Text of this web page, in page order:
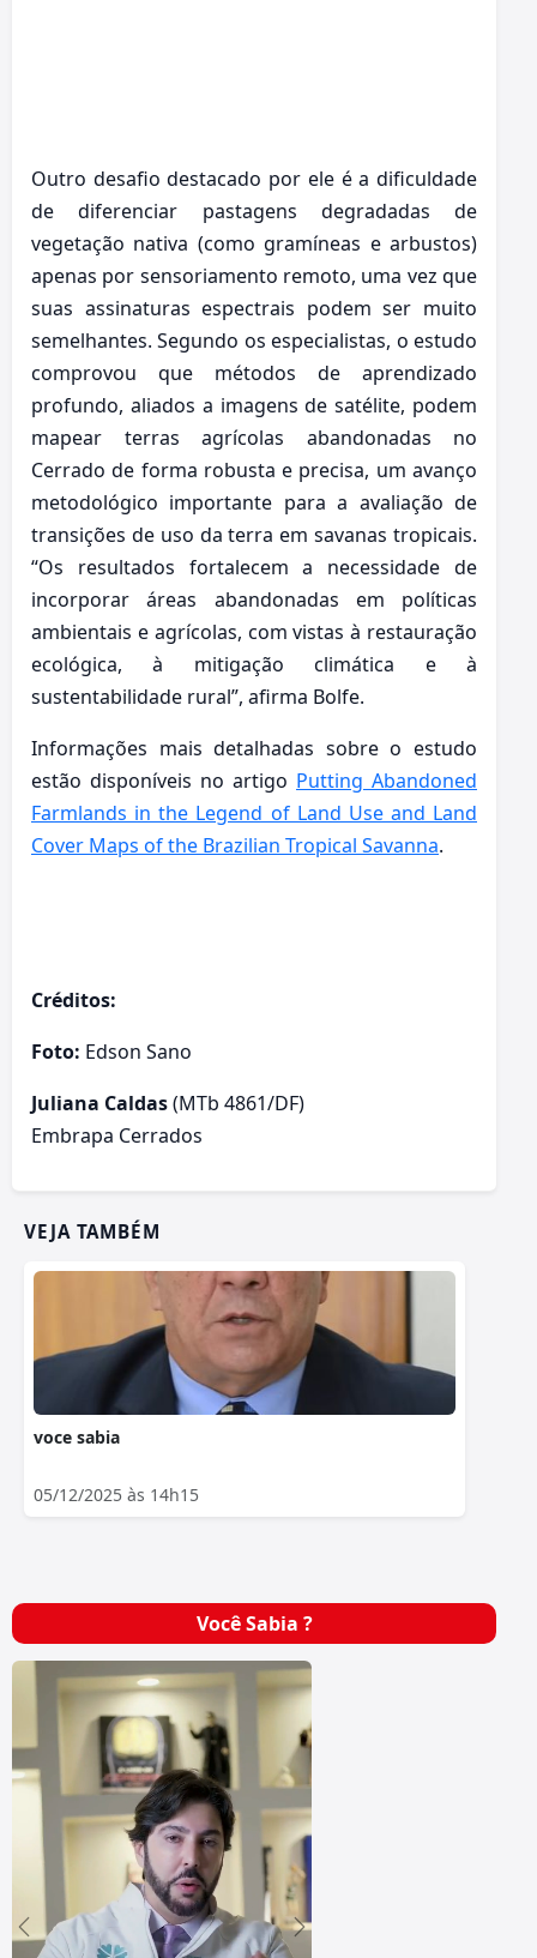
Outro desafio destacado por ele é a dificuldade
de diferenciar pastagens degradadas de
vegetação nativa (como gramíneas e arbustos)
apenas por sensoriamento remoto, uma vez que
suas assinaturas espectrais podem ser muito
semelhantes. Segundo os especialistas, o estudo
comprovou que métodos de aprendizado
profundo, aliados a imagens de satélite, podem
mapear terras agrícolas abandonadas no
Cerrado de forma robusta e precisa, um avanço
metodológico importante para a avaliação de
transições de uso da terra em savanas tropicais.
“Os resultados fortalecem a necessidade de
incorporar áreas abandonadas em políticas
ambientais e agrícolas, com vistas à restauração
ecológica, à mitigação climática e à
sustentabilidade rural”, afirma Bolfe.
Informações mais detalhadas sobre o estudo
estão disponíveis no artigo Putting Abandoned
Farmlands in the Legend of Land Use and Land
Cover Maps of the Brazilian Tropical Savanna.
Créditos:
Foto: Edson Sano
Juliana Caldas(MTb 4861/DF)
Embrapa Cerrados
VEJA TAMBÉM
voce sabia
05/12/2025 às 14h15
Você Sabia ?